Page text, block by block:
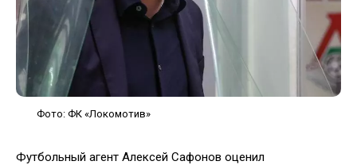
Фото: ФК «Локомотив»
Футбольный агент Алексей Сафонов оценил